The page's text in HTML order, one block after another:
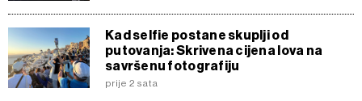
Kad selfie postane skuplji od
putovanja: Skrivena cijena lova na
savršenu fotografiju
prije 2 sata